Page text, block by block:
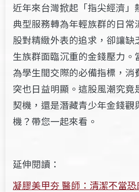
近年來台灣掀起「指尖經濟」
典型服務轉為年輕族群的日常
股對精緻外表的追求，卻讓缺
生族群面臨沉重的金錢壓力。
為學生間交際的必備指標，消
突也日益明顯。這股風潮究竟
契機，還是潛藏青少年金錢觀
機？帶您一起來看。
延伸閱讀：
凝膠美甲夯 醫師：清潔不當恐